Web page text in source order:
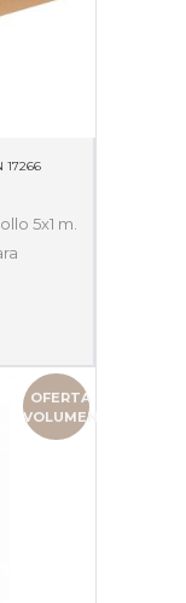
17266
5x1 m.
OFERTA
VOLUMEN